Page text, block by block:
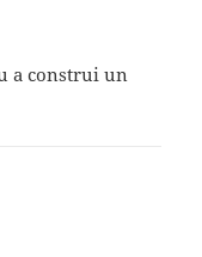
a construi un